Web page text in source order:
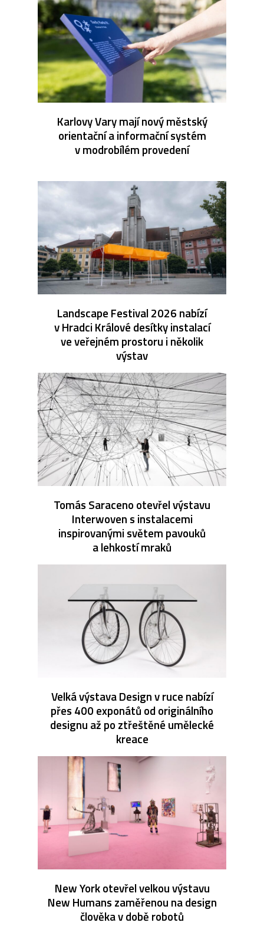
Karlovy Vary mají nový městský
orientační a informační systém
v modrobílém provedení
Landscape Festival 2026 nabízí
v Hradci Králové desítky instalací
ve veřejném prostoru i několik
výstav
Tomás Saraceno otevřel výstavu
Interwoven s instalacemi
inspirovanými světem pavouků
a lehkostí mraků
Velká výstava Design v ruce nabízí
přes 400 exponátů od originálního
designu až po ztřeštěné umělecké
kreace
New York otevřel velkou výstavu
New Humans zaměřenou na design
člověka v době robotů